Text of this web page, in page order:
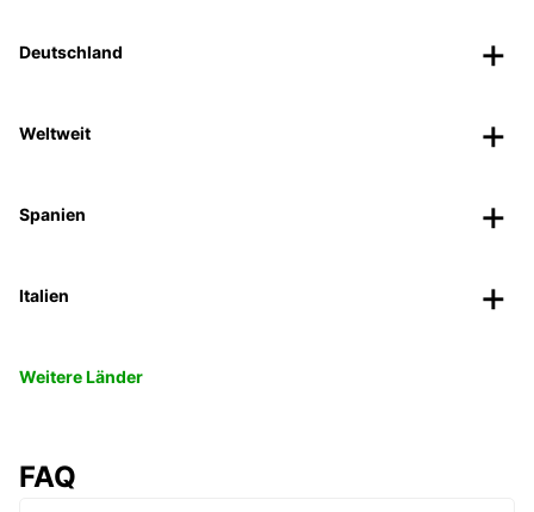
Deutschland
Weltweit
Spanien
Italien
Weitere Länder
FAQ